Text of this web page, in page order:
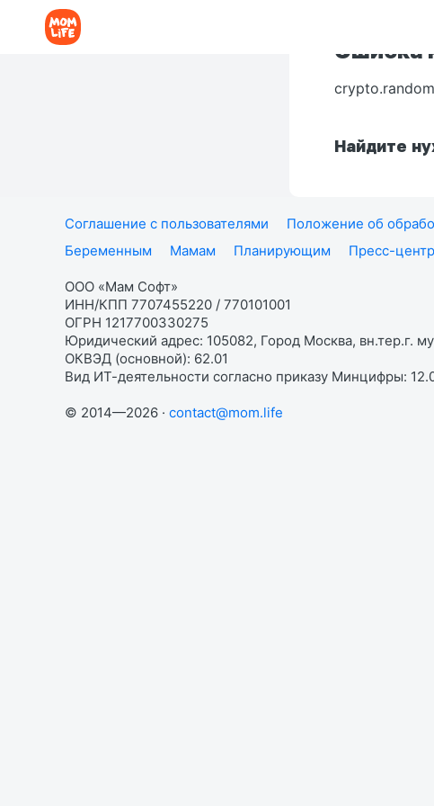
Ошибка
Найдите
Соглашение с пользователями Положение об
Беременным
Мамам Планирующим Пресс-центр
ООО «Мам Софт»
ИНН/КПП 7707455220 / 770101001
ОГРН 1217700330275
Юридический адрес: 105082, Город Москва, вн.тер.г.
ОКВЭД (основной): 62.01
Вид ИТ-деятельности согласно приказу Минцифры:
© 2014—2026 · contact@mom.life